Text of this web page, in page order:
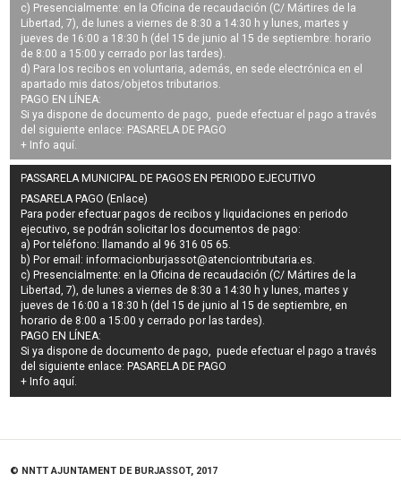
c) Presencialmente: en la Oficina de recaudación (C/ Mártires de la
Libertad, 7), de lunes a viernes de 8:30 a 14:30 h y lunes, martes y
jueves de 16:00 a 18:30 h (del 15 de junio al 15 de septiembre: horario
de 8:00 a 15:00 y cerrado por las tardes).
d) Para los recibos en voluntaria, además, en sede electrónica en el
apartado mis datos/objetos tributarios.
PAGO EN LÍNEA:
Si ya dispone de documento de pago, puede efectuar el pago a través
del siguiente enlace: PASARELA DE PAGO
+ Info aquí.
PASSARELA MUNICIPAL DE PAGOS EN PERIODO EJECUTIVO
PASARELA PAGO (Enlace)
Para poder efectuar pagos derecibos y liquidaciones en periodo
ejecutivo, se podrán solicitar los documentos de pago:
a) Por teléfono: llamando al 96 316 05 65.
b) Por email:informacionburjassot@atenciontributaria.es.
c) Presencialmente: en la Oficina de recaudación (C/ Mártires de la
Libertad, 7), de lunes a viernes de 8:30 a 14:30 h y lunes, martes y
jueves de 16:00 a 18:30 h (del 15 de junio al 15 de septiembre, en
horario de 8:00 a 15:00 y cerrado por las tardes).
PAGO EN LÍNEA:
Si ya dispone de documento de pago, puede efectuar el pago a través
del siguiente enlace: PASARELA DE PAGO
+ Info aquí.
© NNTT AJUNTAMENT DE BURJASSOT, 2017